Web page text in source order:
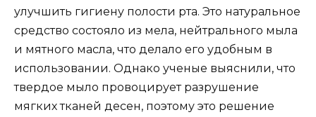
улучшить гигиену полости рта. Это натуральное
средство состояло из мела, нейтрального мыла
и мятного масла, что делало его удобным в
использовании. Однако ученые выяснили, что
твердое мыло провоцирует разрушение
мягких тканей десен, поэтому это решение